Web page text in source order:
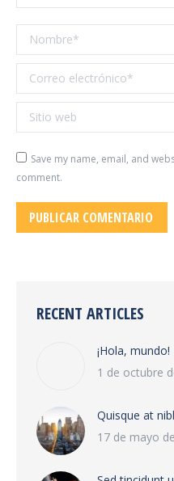
Nombre *
Correo electrónico *
Sitio web
Save my name, email, and
comment.
PUBLICAR COMENTARIO
RECENT ARTICLES
¡Hola, mundo!
1 de octubre
Quisque at
17 de mayo